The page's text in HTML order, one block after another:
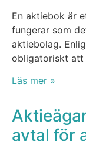
En aktiebok är
fungerar som
aktiebolag.
obligatoriskt att
Läs mer »
avtal för